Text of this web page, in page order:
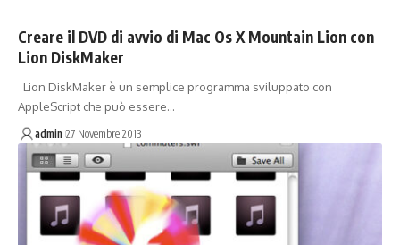
Creare il DVD di avvio di Mac Os X Mountain Lion con
Lion DiskMaker
Lion DiskMaker è un semplice programma sviluppato con
AppleScript che può essere…
admin 27 Novembre 2013